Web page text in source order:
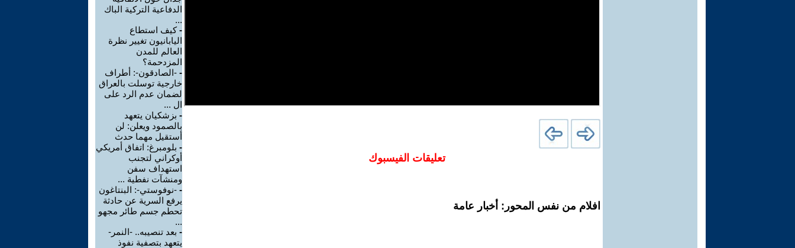
تعليقات الفيسبوك
افلام من نفس المحور: أخبار عامة
الدفاعية التركية الباك
...
-كيف استطاع
اليابانيون تغيير نظرة
العالم للمدن
المزدحمة؟
- -الصادقون-: أطراف
خارجية توسلت بالعراق
لضمان عدم الرد على
ال ...
- بزشكيان يتعهد
بالصمود ويعلن: لن
أستقيل مهما حدث
- بلومبرغ: اتفاق أمريكي
أوكراني لتجنب
استهداف سفن
ومنشآت نفطية ...
- -نوفوستي-: البنتاغون
يرفع السرية عن حادثة
تحطم جسم طائر مجهو
...
- بعد تنصيبه.. -النمر-
يتعهد بتصفية نفوذ